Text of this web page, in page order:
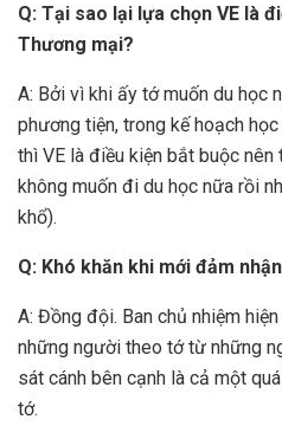
Q: Tại sao lại lựa chọn VE là
Thương mại?
A: Bởi vì khi ấy tớ muốn du học
phương tiện, trong kế hoạch
thì VE là điều kiện bắt buộc nên
không muốn đi du học nữa rồi
khổ).
Q: Khó khăn khi mới đảm
A: Đồng đội. Ban chủ nhiệm
những người theo tớ từ những
sát cánh bên cạnh là cả một
tớ.